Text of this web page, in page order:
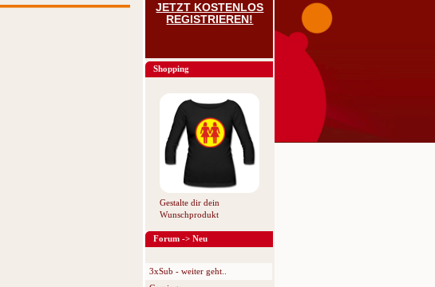
JETZT KOSTENLOS
REGISTRIEREN!
Shopping
Gestalte dir dein
Wunschprodukt
Forum -> Neu
3xSub - weiter geht..